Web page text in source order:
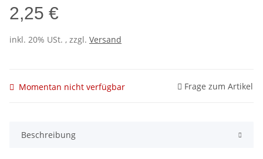
2,25 €
inkl. 20% USt. , zzgl. Versand
Momentan nicht verfügbar Frage zum Artikel
Beschreibung